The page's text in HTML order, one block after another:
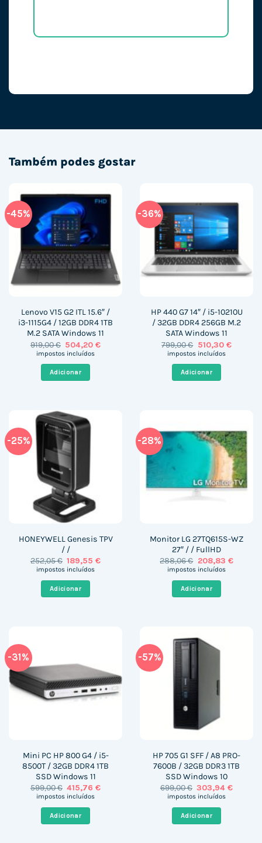
Também podes gostar
-45%
Lenovo V15 G2 ITL 15.6″ /
i3-1115G4 / 12GB DDR4 1TB
M.2 SATA Windows 11
919,00€ O
preço
era:
919,00 €.
504,20€O
impostos incluídos
Adicionar
-36%
HP 440 G7 14″ / i5-10210U
/ 32GB DDR4 256GB M.2
SATA Windows 11
799,00€ O
preço
era:
799,00 €.
510,30 €O
impostos incluídos
Adicionar
-25%
HONEYWELL Genesis TPV
/ /
252,05€ O
preço
era:
252,05 €.
189,55€O
impostos incluídos
Adicionar
-28%
Monitor LG 27TQ615S-WZ
27″ / / FullHD
288,06€ O
preço
era:
288,06 €.
208,83 €O
impostos incluídos
Adicionar
-31%
Mini PC HP 800 G4 / i5-
8500T / 32GB DDR4 1TB
SSD Windows 11
599,00€ O
preço
599,00 €.
415,76€O
impostos incluídos
Adicionar
-57%
HP 705 G1 SFF / A8 PRO-
7600B / 32GB DDR3 1TB
SSD Windows 10
699,00€ O
preço
699,00 €.
303,94€O
impostos incluídos
Adicionar